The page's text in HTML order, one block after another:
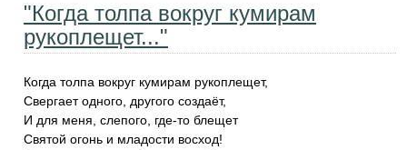
"Когда толпа вокруг кумирам
рукоплещет..."
Когда толпа вокруг кумирам рукоплещет,
Свергает одного, другого создаёт,
И для меня, слепого, где-то блещет
Святой огонь и младости восход!